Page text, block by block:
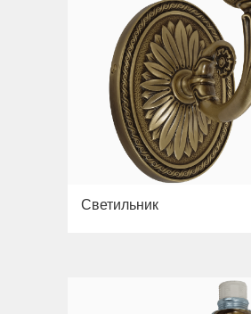
Светильник